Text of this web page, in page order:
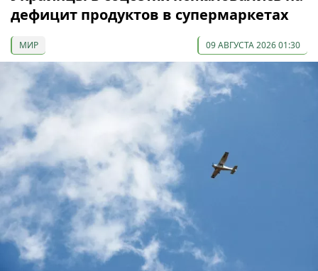
дефицит продуктов в супермаркетах
МИР 09 АВГУСТА 2026 01:30